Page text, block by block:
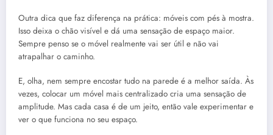
Outra dica que faz diferença na prática: móveis com pés à mostra.
Isso deixa o chão visível e dá uma sensação de espaço maior.
Sempre penso se o móvel realmente vai ser útil e não vai
atrapalhar o caminho.
E, olha, nem sempre encostar tudo na parede é a melhor saída. Às
vezes, colocar um móvel mais centralizado cria uma sensação de
amplitude. Mas cada casa é de um jeito, então vale experimentar e
ver o que funciona no seu espaço.